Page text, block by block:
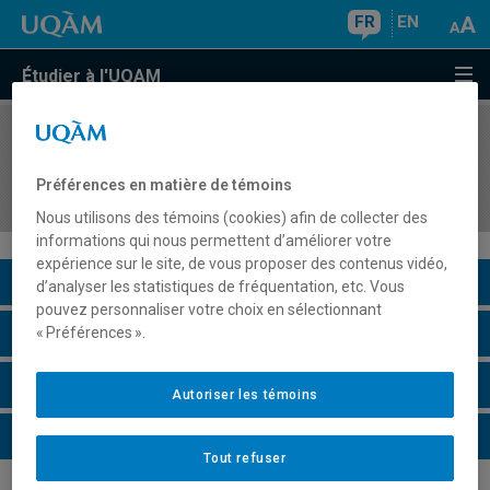
FR EN
Étudier à l'UQAM
COURS//
entreprises
Description du cours
Horaire - Été 2026
Horaire - Automne 2026
Horaire - Hiver 2027
Préférences en matière de témoins
Nous utilisons des témoins (cookies) afin de collecter des
informations qui nous permettent d’améliorer votre
expérience sur le site, de vous proposer des contenus vidéo,
d’analyser les statistiques de fréquentation, etc. Vous
pouvez personnaliser votre choix en sélectionnant
« Préférences ».
Tout refuser
Autoriser les témoins